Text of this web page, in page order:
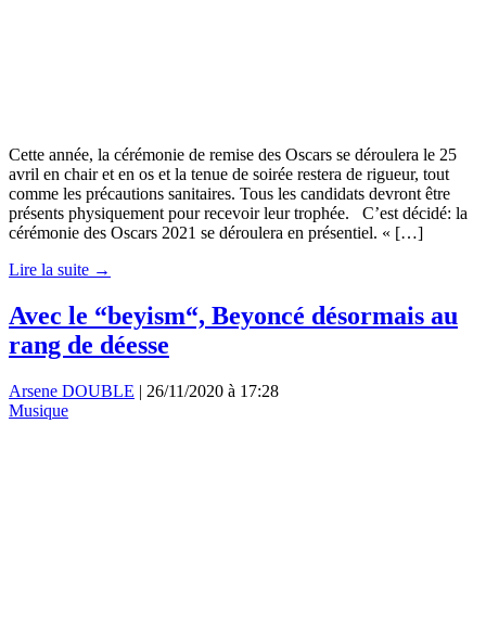
Cette année, la cérémonie de remise des Oscars se déroulera le 25
avril en chair et en os et la tenue de soirée restera de rigueur, tout
comme les précautions sanitaires. Tous les candidats devront être
présents physiquement pour recevoir leur trophée. C’est décidé: la
cérémonie des Oscars 2021 se déroulera en présentiel. « […]
Lire la suite →
Avec le “beyism“, Beyoncé désormais au
rang de déesse
Arsene DOUBLE | 26/11/2020 à 17:28
Musique